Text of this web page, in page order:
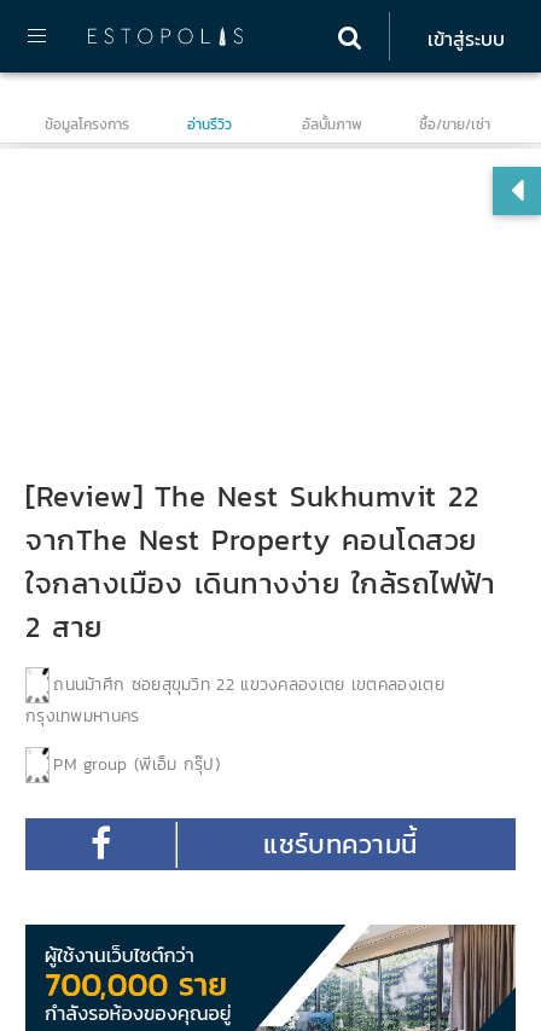
เข้าสู่ระบบ
ข้อมูลโครงการ อ่านรีวิว อัลบั้มภาพ ซื้อ/ขาย/เช่า
เ
[Review] The Nest Sukhumvit 22
จากThe Nest Property คอนโดสวย
ใจกลางเมือง เดินทางง่าย ใกล้รถไฟฟ้า
2 สาย
ถนนม้าศึก ซอยสุขุมวิท 22 แขวงคลองเตย เขตคลองเตย
กรุงเทพมหานคร
PM group (พีเอ็ม กรุ๊ป)